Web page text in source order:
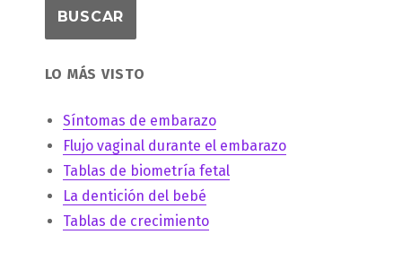
LO MÁS VISTO
Síntomas de embarazo
Flujo vaginal durante el embarazo
Tablas de biometría fetal
La dentición del bebé
Tablas de crecimiento